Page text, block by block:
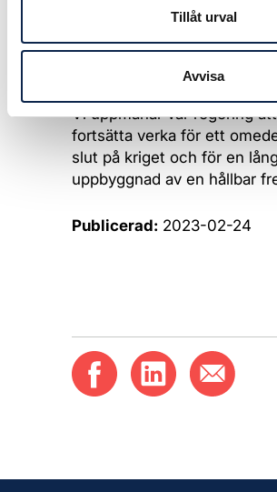
Tillåt urval
Avvisa
har rätt att uttrycka sig fritt
Varje land har rätt till sitt
och att leva i fred från
Vi uppmanar vår regering att
fortsätta verka för ett
slut på kriget och för en
uppbyggnad av en hållbar
Publicerad: 2023-02-24